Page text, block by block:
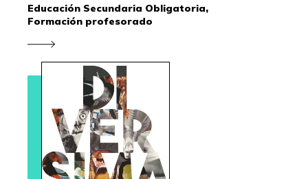
Educación Secundaria Obligatoria,
Formación profesorado